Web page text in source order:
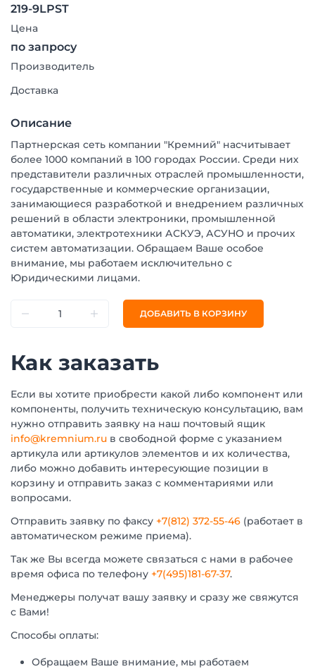
219-9LPST
Цена
по запросу
Производитель
Доставка
Описание
Партнерская сеть компании "Кремний" насчитывает
более 1000 компаний в 100 городах России. Среди них
представители различных отраслей промышленности,
государственные и коммерческие организации,
занимающиеся разработкой и внедрением различных
решений в области электроники, промышленной
автоматики, электротехники АСКУЭ, АСУНО и прочих
систем автоматизации. Обращаем Ваше особое
внимание, мы работаем исключительно с
Юридическими лицами.
ДОБАВИТЬ В КОРЗИНУ
Как заказать
Если вы хотите приобрести какой либо компонент или
компоненты, получить техническую консультацию, вам
нужно отправить заявку на наш почтовый ящик
info@kremnium.ru в свободной форме с указанием
артикула или артикулов элементов и их количества,
либо можно добавить интересующие позиции в
корзину и отправить заказ с комментариями или
вопросами.
Отправить заявку по факсу +7(812) 372-55-46 (работает в
автоматическом режиме приема).
Так же Вы всегда можете связаться с нами в рабочее
время офиса по телефону +7(495)181-67-37.
Менеджеры получат вашу заявку и сразу же свяжутся
с Вами!
Способы оплаты:
Обращаем Ваше внимание, мы работаем